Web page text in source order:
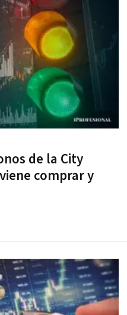
de la City
comprar y